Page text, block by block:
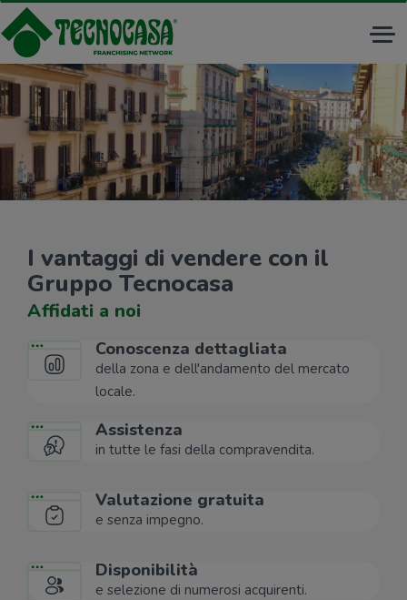
I vantaggi di vendere con il
Gruppo Tecnocasa
Affidati a noi
Conoscenza dettagliata
della zona e dell'andamento del mercato
locale.
Assistenza
in tutte le fasi della compravendita.
Valutazione gratuita
e senza impegno.
Disponibilità
e selezione di numerosi acquirenti.